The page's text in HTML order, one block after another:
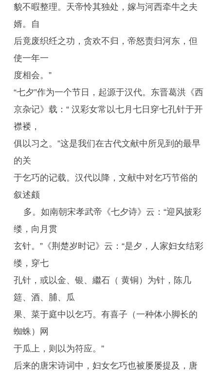
貌不暇整理。天帝怜其独处，嫁与河西牵牛之夫
婿。自
后竟废织纴之功，贪欢不归，帝怒责归河东，但
使一年一
度相会。”
“七夕”作为一个节日，起源于汉代。东晋葛洪《西
京杂记》载：“ 汉彩女常以七月七日穿七孔针于开
襟褛，
俱以习之。”这是我们在古代文献中所见到的最早
的关
于乞巧的记载。汉代以降，文献中对乞巧节俗的
叙述颇
多。如南朝宋孝武帝《七夕诗》云：“迎风披彩
缕，向月贯
玄针。”《荆楚岁时记》云：“是夕，人家妇女结彩
缕，穿七
孔针，或以金、银、繼石（ 黄铜）为针，陈几
筵、酒、脯、瓜
果、菜于庭中以乞巧。有喜子（一种体小脚长的
蜘蛛）网
于瓜上，则以为符应。”
后来的唐宋诗词中，妇女乞巧也被屡屡提及，唐